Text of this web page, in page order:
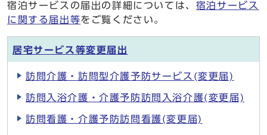
宿泊サービスの届出の詳細については、 宿泊サービス
に関する届出等をご覧ください。
居宅サービス等変更届出
訪問介護・訪問型介護予防サービス(変更届)
訪問入浴介護・介護予防訪問入浴介護(変更届)
訪問看護・介護予防訪問看護(変更届)